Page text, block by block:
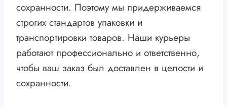
сохранности. Поэтому мы придерживаемся
строгих стандартов упаковки и
транспортировки товаров. Наши курьеры
работают профессионально и ответственно,
чтобы ваш заказ был доставлен в целости и
сохранности.